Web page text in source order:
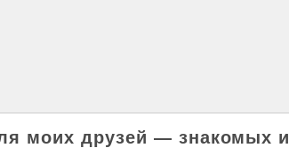
моих друзей — знакомых и